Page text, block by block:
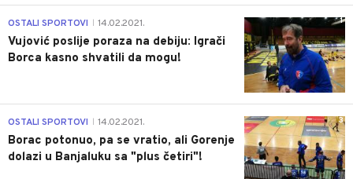
1
OSTALI SPORTOVI 14.02.2021.
Vujović poslije poraza na debiju: Igrači
Borca kasno shvatili da mogu!
3
OSTALI SPORTOVI 14.02.2021.
Borac potonuo, pa se vratio, ali Gorenje
dolazi u Banjaluku sa "plus četiri"!